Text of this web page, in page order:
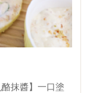
忌酒倒入果汁機
，放入冷凍。⑤
大差異在於雪酪
口感也比較像
淇淋=奶香濃
豐富，切完後
，也可替換成
抹醬】一口塗